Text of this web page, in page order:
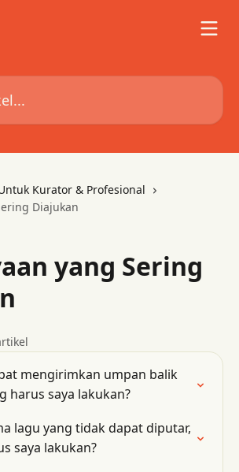
Kurator & Profesional
Diajukan
yang Sering
mengirimkan umpan balik
harus saya lakukan?
lagu yang tidak dapat diputar,
saya lakukan?